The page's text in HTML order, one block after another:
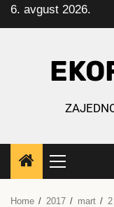
Skip
to
6. avgust 2026.
Primary
Menu
Home 2017 mart
2